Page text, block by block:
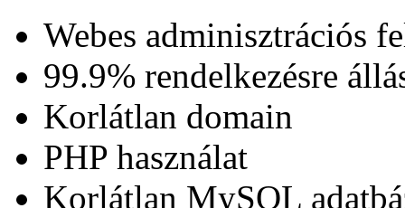
Webes adminisztrációs
99.9% rendelkezésre
Korlátlan domain
PHP használat
Korlátlan MySQL